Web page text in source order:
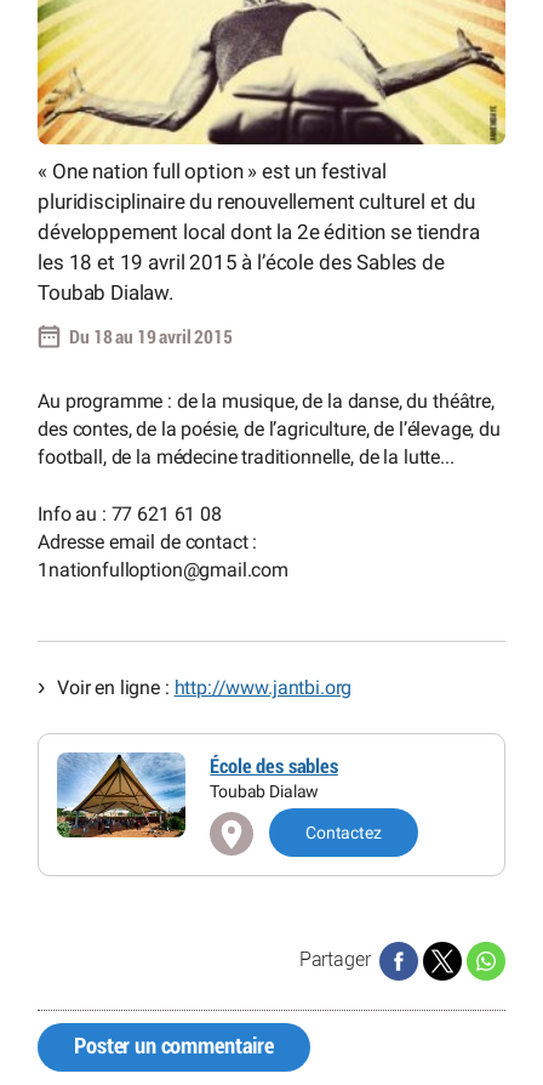
« One nation full option » est un festival
pluridisciplinaire du renouvellement culturel et du
développement local dont la 2e édition se tiendra
les 18 et 19 avril 2015 à l’école des Sables de
Toubab Dialaw.
Du 18 au 19 avril 2015
Au programme : de la musique, de la danse, du théâtre,
des contes, de la poésie, de l’agriculture, de l’élevage, du
football, de la médecine traditionnelle, de la lutte...
Info au : 77 621 61 08
Adresse email de contact :
1nationfulloption@gmail.com
Voir en ligne : http://www.jantbi.org
École des sables
Toubab Dialaw
Contactez
Partager
Poster un commentaire